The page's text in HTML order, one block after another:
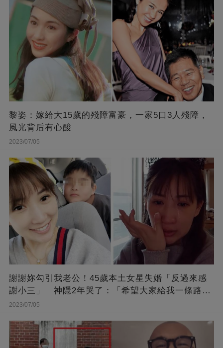
黎姿：嫁給大15歲的殘障富豪，一家5口3人殘障，
風光背后有心酸
2023/07/05
謝謝妳勾引我老公！45歲本土女星失婚「反過來感
謝小三」 神隱2年哭了：「希望大家給我一條路
走...」
2023/07/05